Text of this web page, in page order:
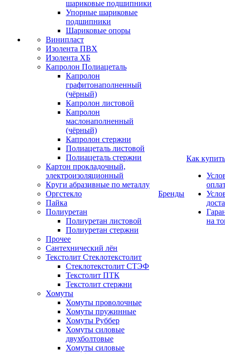
шариковые подшипники
Упорные шариковые
подшипники
Шариковые опоры
Винипласт
Изолента ПВХ
Изолента ХБ
Капролон Полиацеталь
Капролон
графитонаполненный
(чёрный)
Капролон листовой
Капролон
маслонаполненный
(чёрный)
Капролон стержни
Полиацеталь листовой
Полиацеталь стержни
Картон прокладочный,
электроизоляционный
Круги абразивные по металлу
Оргстекло
Пайка
Полиуретан
Полиуретан листовой
Полиуретан стержни
Прочее
Сантехнический лён
Текстолит Стеклотекстолит
Стеклотекстолит СТЭФ
Текстолит ПТК
Текстолит стержни
Хомуты
Хомуты проволочные
Хомуты пружинные
Хомуты Руббер
Хомуты силовые
двухболтовые
Хомуты силовые
Бренды
Как купить
на